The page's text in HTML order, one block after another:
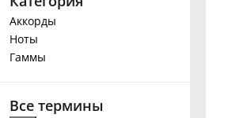
Аккорды
Ноты
Гаммы
Все термины